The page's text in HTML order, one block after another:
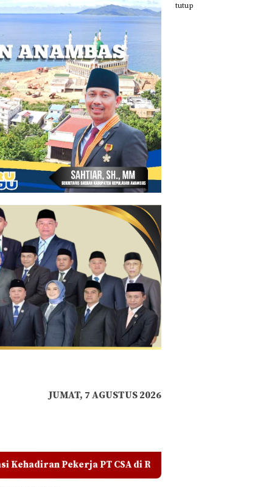
tutup
JUMAT, 7 AGUSTUS 2026
RDP, Tegaskan Jangan Ada yang Mengadu Domba